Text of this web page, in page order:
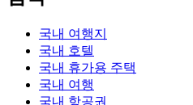
국내 여행지
국내 호텔
국내 휴가용 주택
국내 여행
국내 항공권